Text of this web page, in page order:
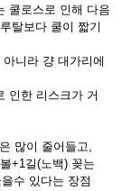
쿨로스로 인해 다음
탈보다 쿨이 짧기
니라 걍 대가리에
인한 리스크가 거
많이 줄어들고,
+1길(노백) 꽂는
수 있다는 장점